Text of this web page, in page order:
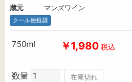
蔵元
マンズワイン
クール便推奨
750ml ￥1,980 税込
数量 在庫切れ